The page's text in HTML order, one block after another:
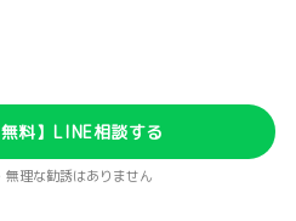
料】LINE相談する
無理な勧誘はありません